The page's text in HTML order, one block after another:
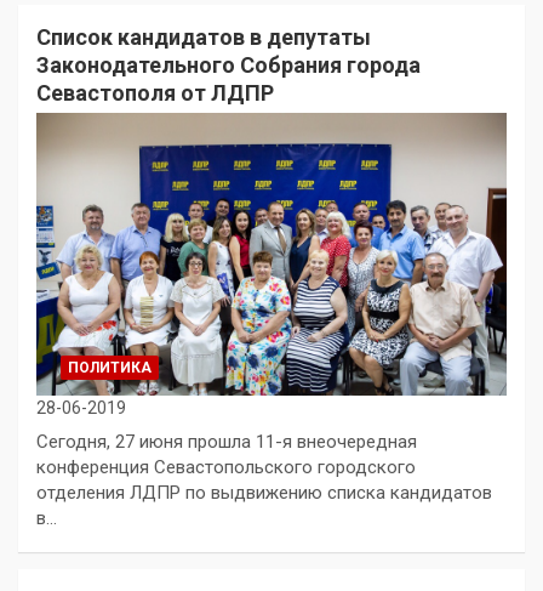
Список кандидатов в депутаты
Законодательного Собрания города
Севастополя от ЛДПР
ПОЛИТИКА
28-06-2019
Сегодня, 27 июня прошла 11-я внеочередная
конференция Севастопольского городского
отделения ЛДПР по выдвижению списка кандидатов
в…